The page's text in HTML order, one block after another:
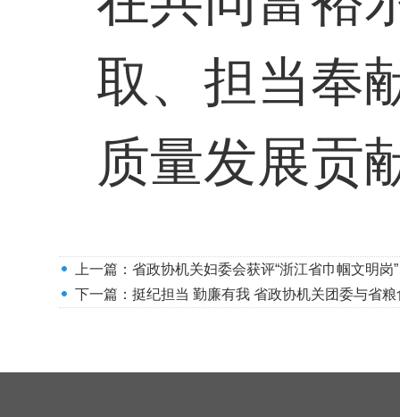
取、担当奉
质量发展贡
上一篇： 省政协机关妇委会获评“浙江省巾帼文明
下一篇： 挺纪担当 勤廉有我 省政协机关团委与省